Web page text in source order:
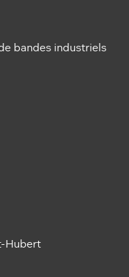
bandes industriels
Hubert